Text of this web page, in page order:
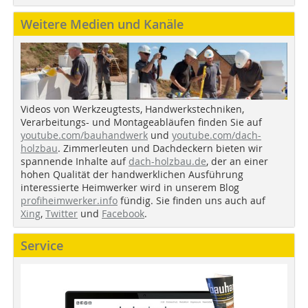
Weitere Medien und Kanäle
Videos von Werkzeugtests, Handwerkstechniken,
Verarbeitungs- und Montageabläufen finden Sie auf
youtube.com/bauhandwerk und youtube.com/dach-
holzbau. Zimmerleuten und Dachdeckern bieten wir
spannende Inhalte auf dach-holzbau.de, der an einer
hohen Qualität der handwerklichen Ausführung
interessierte Heimwerker wird in unserem Blog
profiheimwerker.info fündig. Sie finden uns auch auf
Xing, Twitter und Facebook.
Service